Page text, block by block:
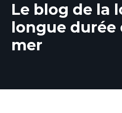
Le blog de la
longue durée
mer